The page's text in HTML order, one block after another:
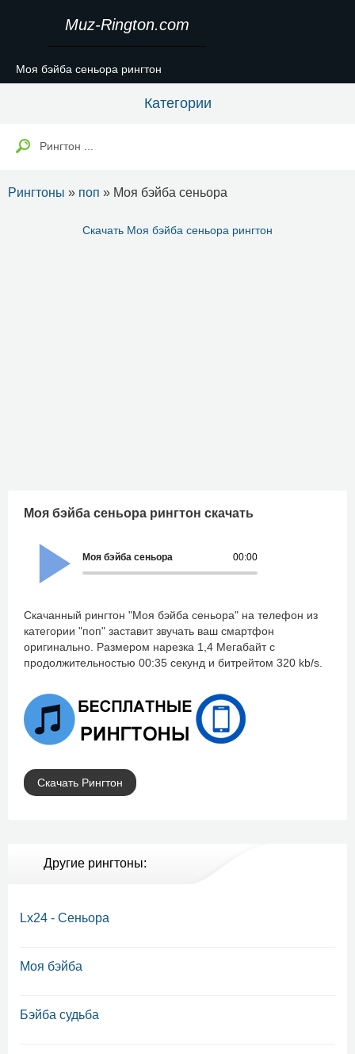
Muz-Rington.com
Моя бэйба сеньора рингтон
Категории
Рингтоны » поп » Моя бэйба сеньора
Скачать Моя бэйба сеньора рингтон
Моя бэйба сеньора рингтон скачать
00:00
Моя бэйба сеньора
Скачанный рингтон "Моя бэйба сеньора" на телефон из
категории "поп" заставит звучать ваш смартфон
оригинально. Размером нарезка 1,4 Мегабайт с
продолжительностью 00:35 секунд и битрейтом 320 kb/s.
Скачать Рингтон
Другие рингтоны:
Lx24 - Сеньора
Моя бэйба
Бэйба судьба